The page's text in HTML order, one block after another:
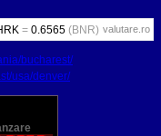
valutare.ro
bucharest/
usa/denver/